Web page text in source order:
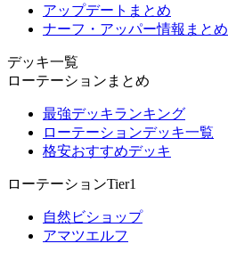
アップデートまとめ
ナーフ・アッパー情報まとめ
デッキ一覧
ローテーションまとめ
最強デッキランキング
ローテーションデッキ一覧
格安おすすめデッキ
ローテーションTier1
自然ビショップ
アマツエルフ